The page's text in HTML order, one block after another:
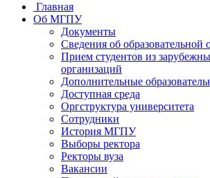
Главная
Об МГПУ
Документы
Сведения об образовательной
Прием студентов из
организаций
Дополнительные
Доступная среда
Оргструктура университета
Сотрудники
История МГПУ
Выборы ректора
Ректоры вуза
Вакансии